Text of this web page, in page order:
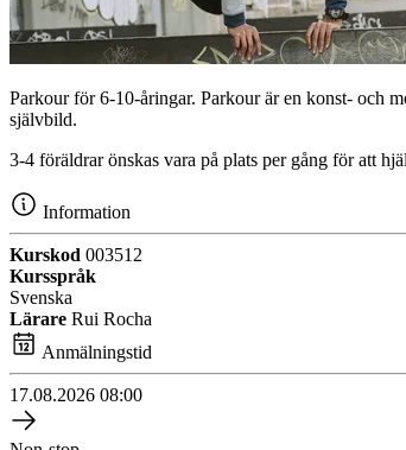
Parkour för 6-10-åringar. Parkour är en konst- och
självbild.
3-4 föräldrar önskas vara på plats per gång för att
Information
Kurskod 003512
Kursspråk
Svenska
Lärare Rui Rocha
Anmälningstid
17.08.2026 08:00